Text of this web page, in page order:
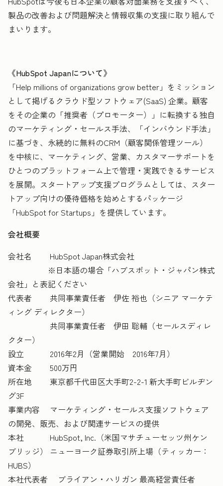
製品の改善および問題解決と情報収集の支援に取り組んで
まいります。
《HubSpot Japanについて》
「Help millions of organizations grow better」をミッション
として掲げるクラウド型ソフトウェア(SaaS) 企業。顧客
をその企業の「推奨者（プロモーター）」に転換する独自
のマーケティング・セールス手法、「インバウンド手法」
に基づき、永続的に無料のCRM（顧客関係管理ツール）
を中核に、マーケティング、営業、カスタマーサポートを
ひとつのプラットフォーム上で管理・実践できるサービス
を展開。スタートアップ支援プログラムとしては、スター
トアップ向けの優待価格を始めとするパッケージ
「HubSpot for Startups」を提供しています。
会社概要
会社名 HubSpot Japan株式会社
※日本語の場合「ハブスポット・ジャパン株式
会社」と表記ください
代表者 共同事業責任者 伊佐 裕也（シニア マーケテ
ィング ディレクター）
共同事業責任者 伊田 聡輔（セールスディレ
クター）
設立 2016年2月（営業開始 2016年7月）
資本金 500万円
所在地 東京都千代田区大手町2-2-1 新大手町ビルヂン
グ3F
事業内容 マーケティング・セールス支援ソフトウェア
の開発、販売、および関連サービスの提供
本社 HubSpot, Inc.（米国マサチューセッツ州ケン
ブリッジ） ニューヨーク証券取引所上場（ティッカー：
HUBS）
本社代表者 ブライアン・ハリガン 最高経営責任者